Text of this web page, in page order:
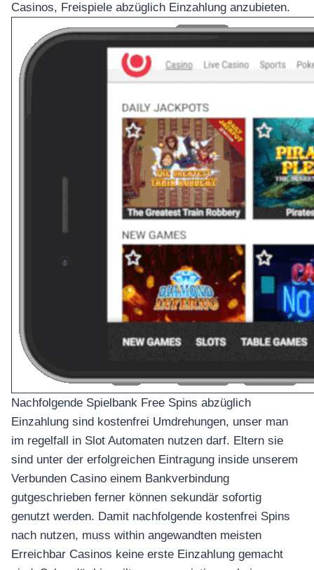
Casinos, Freispiele abzüglich Einzahlung anzubieten.
Nachfolgende Spielbank Free Spins abzüglich
Einzahlung sind kostenfrei Umdrehungen, unser man
im regelfall in Slot Automaten nutzen darf. Eltern sie
sind unter der erfolgreichen Eintragung inside unserem
Verbunden Casino einem Bankverbindung
gutgeschrieben ferner können sekundär sofortig
genutzt werden. Damit nachfolgende kostenfrei Spins
nach nutzen, muss within angewandten meisten
Erreichbar Casinos keine erste Einzahlung gemacht